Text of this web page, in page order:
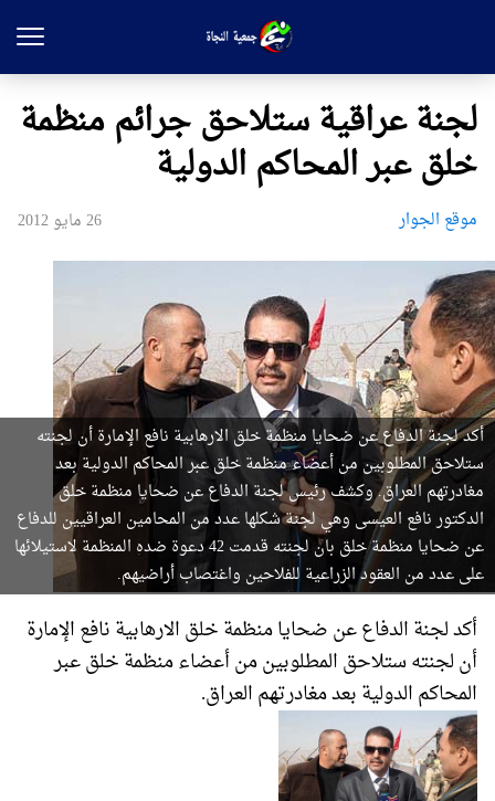
لجنة عراقية ستلاحق جرائم منظمة
خلق عبر المحاكم الدولية
موقع الجوار 26 مايو 2012
أكد لجنة الدفاع عن ضحايا منظمة خلق الارهابية نافع الإمارة أن لجنته
ستلاحق المطلوبين من أعضاء منظمة خلق عبر المحاكم الدولية بعد
مغادرتهم العراق. وكشف رئيس لجنة الدفاع عن ضحايا منظمة خلق
الدكتور نافع العيسى وهي لجنة شكلها عدد من المحامين العراقيين للدفاع
عن ضحايا منظمة خلق بان لجنته قدمت 42 دعوة ضده المنظمة لاستيلائها
على عدد من العقود الزراعية للفلاحين واغتصاب أراضيهم.
أكد لجنة الدفاع عن ضحايا منظمة خلق الارهابية نافع الإمارة
أن لجنته ستلاحق المطلوبين من أعضاء منظمة خلق عبر
المحاكم الدولية بعد مغادرتهم العراق.